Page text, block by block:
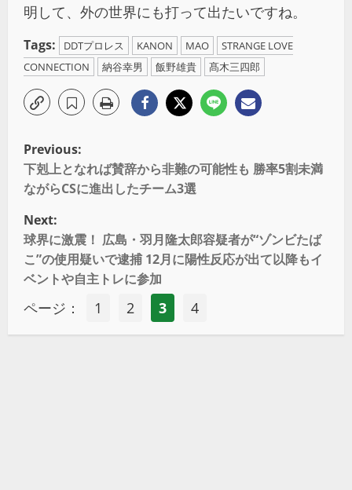
明して、外の世界にも打って出たいですね。
Tags: DDTプロレス KANON MAO
STRANGE LOVE
CONNECTION
納谷幸男 飯野雄貴 髙木三四郎
Previous:
下剋上となれば賛辞から非難の可能性も 勝率5割未満
ながらCSに進出したチーム3選
Next:
球界に激震！ 広島・羽月隆太郎容疑者が“ゾンビたば
こ”の使用疑いで逮捕 12月に陽性反応が出て以降もイ
ベントや自主トレに参加
ページ： 1 2 3 4